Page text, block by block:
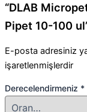
“DLAB
Pipet 10-100
E-posta adresiniz
işaretlenmişlerdir
Derecelendirmeniz *